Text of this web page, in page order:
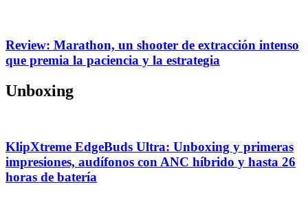
Review: Marathon, un shooter de extracción intenso
que premia la paciencia y la estrategia
Unboxing
KlipXtreme EdgeBuds Ultra: Unboxing y primeras
impresiones, audífonos con ANC híbrido y hasta 26
horas de batería